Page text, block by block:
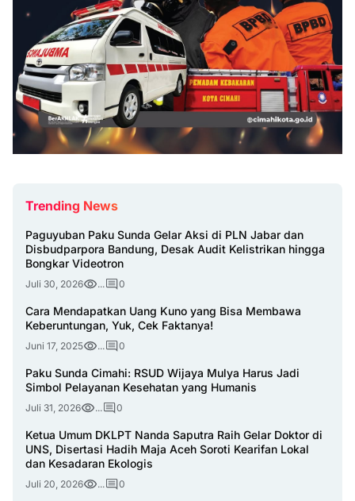
Trending News
Paguyuban Paku Sunda Gelar Aksi di PLN Jabar dan
Disbudparpora Bandung, Desak Audit Kelistrikan hingga
Bongkar Videotron
Juli 30, 2026 ... 0
Cara Mendapatkan Uang Kuno yang Bisa Membawa
Keberuntungan, Yuk, Cek Faktanya!
Juni 17, 2025 ... 0
Paku Sunda Cimahi: RSUD Wijaya Mulya Harus Jadi
Simbol Pelayanan Kesehatan yang Humanis
Juli 31, 2026 ... 0
Ketua Umum DKLPT Nanda Saputra Raih Gelar Doktor di
UNS, Disertasi Hadih Maja Aceh Soroti Kearifan Lokal
dan Kesadaran Ekologis
Juli 20, 2026 ... 0